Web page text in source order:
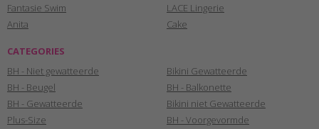
Fantasie Swim
Anita
LACE Lingerie
Cake
CATEGORIES
BH - Niet gewatteerde
BH - Beugel
BH - Gewatteerde
Plus-Size
Bikini Gewatteerde
BH - Balkonette
Bikini niet Gewatteerde
BH - Voorgevormde